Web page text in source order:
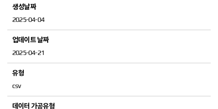
2025-04-04
2025-04-21
csv